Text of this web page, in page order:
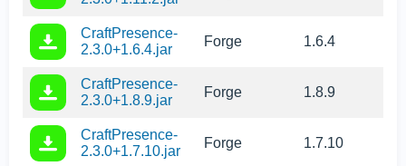
CraftPresence-
2.3.0+1.6.4.jar
Forge 1.6.4
CraftPresence-
2.3.0+1.8.9.jar
Forge 1.8.9
CraftPresence-
2.3.0+1.7.10.jar
Forge 1.7.10